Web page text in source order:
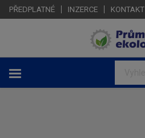
PŘEDPLATNÉ INZERCE KONTAKT